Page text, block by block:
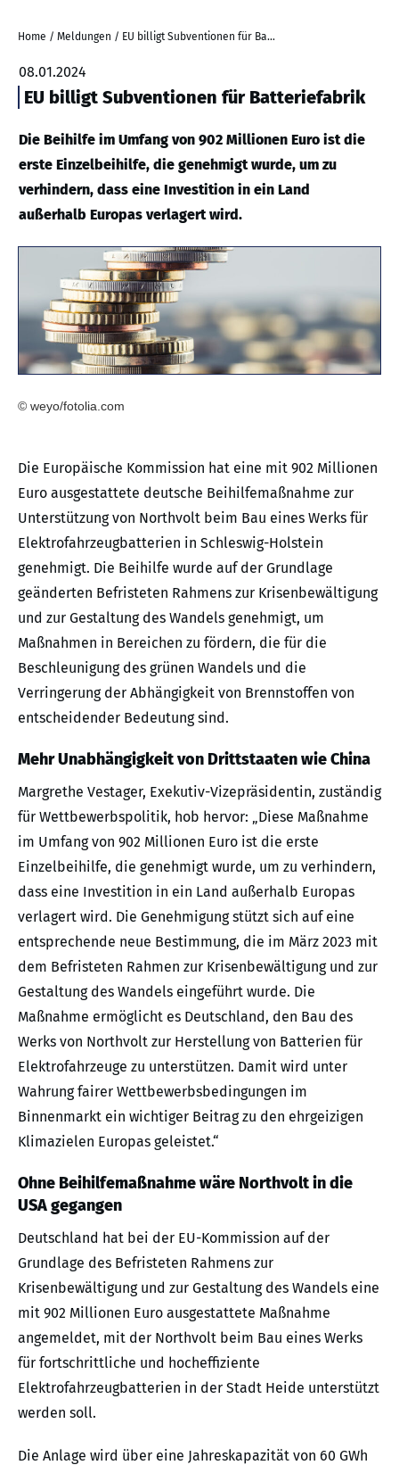
Home / Meldungen / EU billigt Subventionen für Batteriefabrik
08.01.2024
EU billigt Subventionen für Batteriefabrik
Die Beihilfe im Umfang von 902 Millionen Euro ist die
erste Einzelbeihilfe, die genehmigt wurde, um zu
verhindern, dass eine Investition in ein Land
außerhalb Europas verlagert wird.
© weyo/fotolia.com
Die Europäische Kommission hat eine mit 902 Millionen
Euro ausgestattete deutsche Beihilfemaßnahme zur
Unterstützung von Northvolt beim Bau eines Werks für
Elektrofahrzeugbatterien in Schleswig-Holstein
genehmigt. Die Beihilfe wurde auf der Grundlage
geänderten Befristeten Rahmens zur Krisenbewältigung
und zur Gestaltung des Wandels genehmigt, um
Maßnahmen in Bereichen zu fördern, die für die
Beschleunigung des grünen Wandels und die
Verringerung der Abhängigkeit von Brennstoffen von
entscheidender Bedeutung sind.
Mehr Unabhängigkeit von Drittstaaten wie China
Margrethe Vestager, Exekutiv-Vizepräsidentin, zuständig
für Wettbewerbspolitik, hob hervor: „Diese Maßnahme
im Umfang von 902 Millionen Euro ist die erste
Einzelbeihilfe, die genehmigt wurde, um zu verhindern,
dass eine Investition in ein Land außerhalb Europas
verlagert wird. Die Genehmigung stützt sich auf eine
entsprechende neue Bestimmung, die im März 2023 mit
dem Befristeten Rahmen zur Krisenbewältigung und zur
Gestaltung des Wandels eingeführt wurde. Die
Maßnahme ermöglicht es Deutschland, den Bau des
Werks von Northvolt zur Herstellung von Batterien für
Elektrofahrzeuge zu unterstützen. Damit wird unter
Wahrung fairer Wettbewerbsbedingungen im
Binnenmarkt ein wichtiger Beitrag zu den ehrgeizigen
Klimazielen Europas geleistet.“
Ohne Beihilfemaßnahme wäre Northvolt in die
USA gegangen
Deutschland hat bei der EU-Kommission auf der
Grundlage des Befristeten Rahmens zur
Krisenbewältigung und zur Gestaltung des Wandels eine
mit 902 Millionen Euro ausgestattete Maßnahme
angemeldet, mit der Northvolt beim Bau eines Werks
für fortschrittliche und hocheffiziente
Elektrofahrzeugbatterien in der Stadt Heide unterstützt
werden soll.
Die Anlage wird über eine Jahreskapazität von 60 GWh